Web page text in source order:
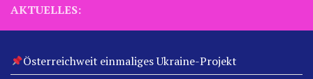
AKTUELLES:
Österreichweit einmaliges Ukraine-Projekt